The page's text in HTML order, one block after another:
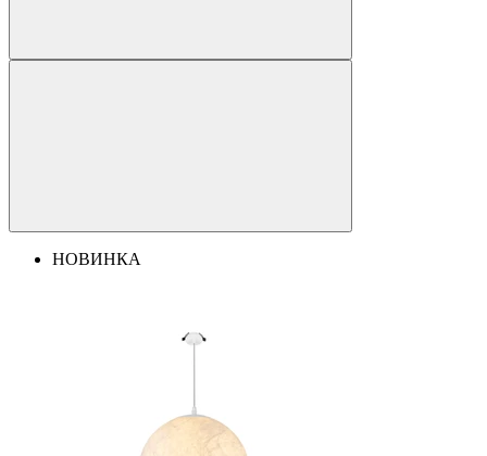
НОВИНКА